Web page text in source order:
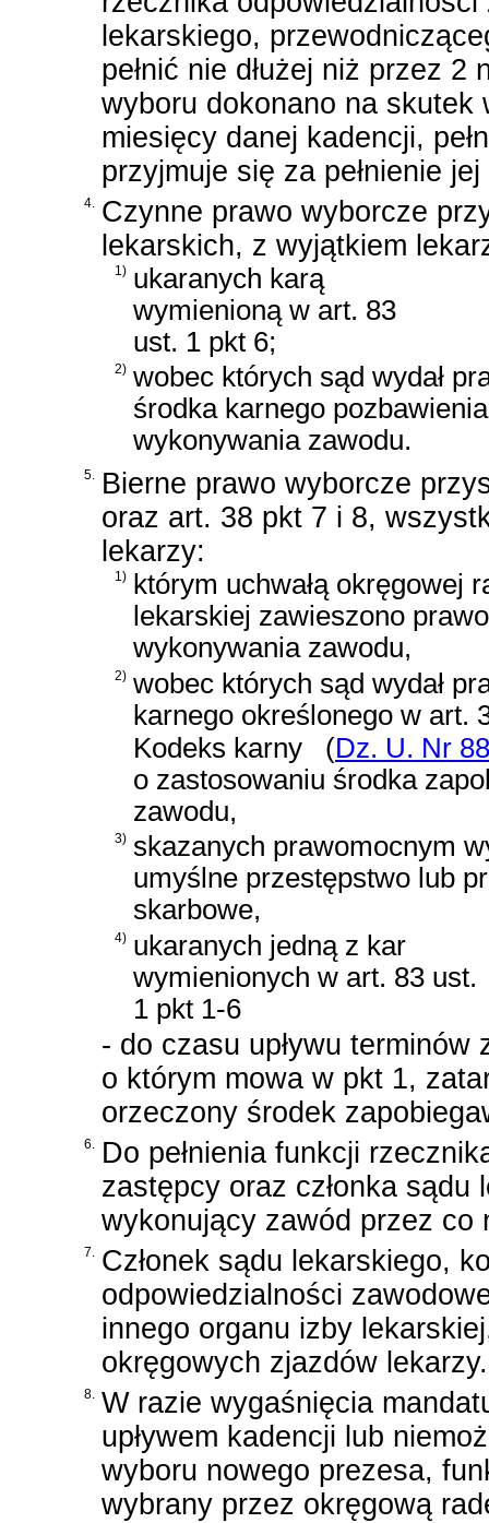
lekarskiego,
pełnić nie dłużej niż przez
wyboru dokonano na skutek
miesięcy danej kadencji,
przyjmuje się za pełnienie
4. Czynne prawo wyborcze
lekarskich, z wyjątkiem
1) ukaranych karą
wymienioną w art. 83
ust. 1 pkt 6;
2) wobec których sąd wydał
środka karnego
wykonywania zawodu.
5. Bierne prawo wyborcze
oraz art. 38 pkt 7 i 8,
lekarzy:
1)
którym uchwałą okręgowej
lekarskiej zawieszono prawo
wykonywania zawodu,
2) wobec których sąd wydał
karnego określonego w art.
Kodeks karny
(Dz. U. Nr
o zastosowaniu środka
zawodu,
3) skazanych prawomocnym
umyślne przestępstwo lub
skarbowe,
4) ukaranych jedną z kar
wymienionych w art. 83 ust.
1 pkt 1-6
- do czasu upływu
o którym mowa w pkt 1,
orzeczony środek
6. Do pełnienia funkcji
zastępcy oraz członka
wykonujący zawód przez co
7. Członek sądu lekarskiego,
odpowiedzialności
innego organu izby
okręgowych zjazdów lekarzy.
8. W razie wygaśnięcia
upływem kadencji lub
wyboru nowego prezesa,
wybrany przez okręgową